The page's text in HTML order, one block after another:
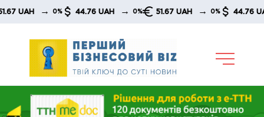
Skip
→ 0% 44.76 UAH → 0% 51.67 UAH → 0% 44.76 UAH →